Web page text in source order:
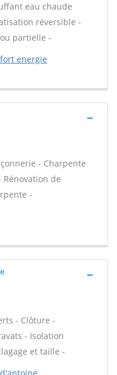
eau chaude
réversible -
partielle -
energie
- Charpente
de
-
- Clôture -
- Isolation
et taille -